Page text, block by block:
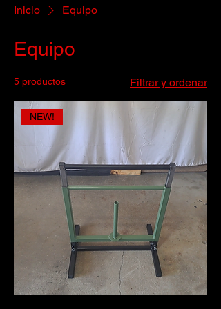
Inicio Equipo
Equipo
5 productos Filtrar y ordenar
NEW!